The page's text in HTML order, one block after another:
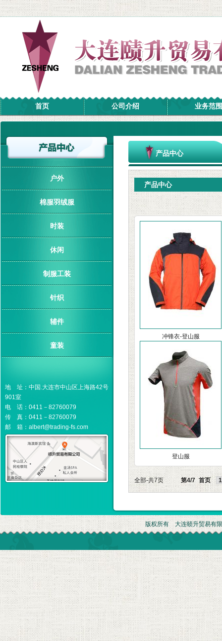
首页 公司介绍 业务范围
户外
棉服羽绒服
时装
休闲
制服工装
针织
辅件
童装
地 址：中国.大连市中山区上海路42号
901室
电 话：0411－82760079
传 真：0411－82760079
邮 箱：albert@trading-fs.com
产品中心
产品中心
冲锋衣-登山服
登山服
全部-共7页 第4/7 首页 1
版权所有 大连赜升贸易有